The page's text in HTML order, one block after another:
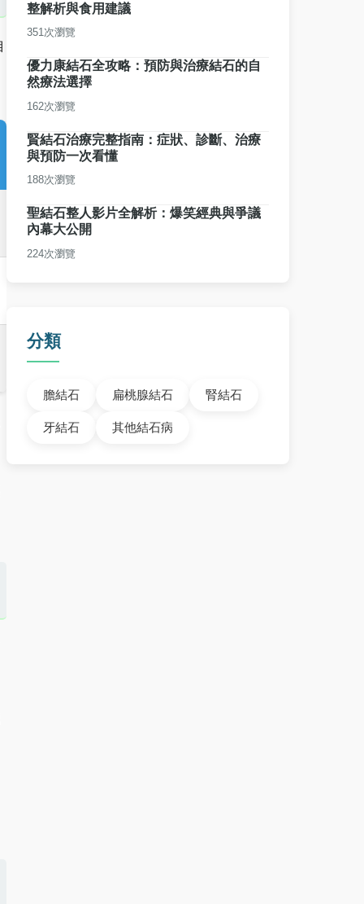
整解析與食用建議
351次瀏覽
優力康結石全攻略：預防與治療結石的自
然療法選擇
162次瀏覽
賢結石治療完整指南：症狀、診斷、治療
與預防一次看懂
188次瀏覽
聖結石整人影片全解析：爆笑經典與爭議
內幕大公開
224次瀏覽
分類
膽結石 扁桃腺結石 腎結石
牙結石 其他結石病